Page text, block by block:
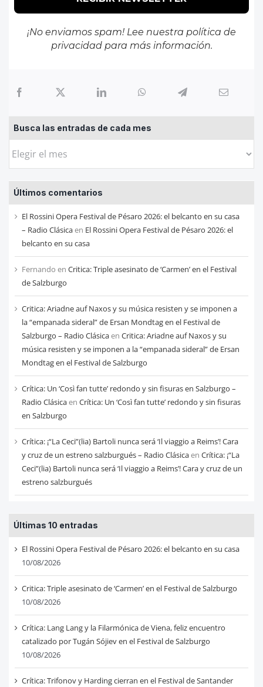
¡No enviamos spam! Lee nuestra política de
privacidadpara más información.
Busca las entradas de cada mes
Busca
entradas
de
cada
mes
Últimos comentarios
El Rossini Opera Festival de Pésaro 2026: el belcanto en su casa
– Radio Clásicaen El Rossini Opera Festival de Pésaro 2026: el
belcanto en su casa
Fernando en Critica: Triple asesinato de ‘Carmen’ en el Festival
de Salzburgo
Critica: Ariadne auf Naxos y su música resisten y se imponen a
la “empanada sideral” de Ersan Mondtag en el Festival de
Salzburgo – Radio Clásicaen Critica: Ariadne auf Naxos y su
música resisten y se imponen a la “empanada sideral” de Ersan
Mondtag en el Festival de Salzburgo
Crítica: Un ‘Così fan tutte’ redondo y sin fisuras en Salzburgo –
Radio Clásicaen Crítica: Un ‘Così fan tutte’ redondo y sin fisuras
en Salzburgo
Crítica: ¡“La Ceci”(lia) Bartoli nunca será ‘Il viaggio a Reims’! Cara
y cruz de un estreno salzburgués – Radio Clásicaen Crítica: ¡“La
Ceci”(lia) Bartoli nunca será ‘Il viaggio a Reims’! Cara y cruz de un
estreno salzburgués
Últimas 10 entradas
El Rossini Opera Festival de Pésaro 2026: el belcanto en su casa
10/08/2026
Critica: Triple asesinato de ‘Carmen’ en el Festival de Salzburgo
10/08/2026
Crítica: Lang Lang y la Filarmónica de Viena, feliz encuentro
catalizado por Tugán Sójiev en el Festival de Salzburgo
10/08/2026
Crítica: Trifonov y Harding cierran en el Festival de Santander